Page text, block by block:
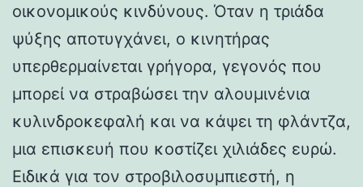
οικονομικούς κινδύνους. Όταν η τριάδα
ψύξης αποτυγχάνει, ο κινητήρας
υπερθερμαίνεται γρήγορα, γεγονός που
μπορεί να στραβώσει την αλουμινένια
κυλινδροκεφαλή και να κάψει τη φλάντζα,
μια επισκευή που κοστίζει χιλιάδες ευρώ.
Ειδικά για τον στροβιλοσυμπιεστή, η